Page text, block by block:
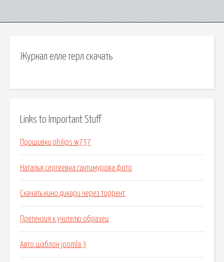
Журнал елле герл скачать
Links to Important Stuff
Прошивки philips w737
Наталья сергеевна гантимурова фото
Скачать кино дикари через торрент
Претензия к учителю образец
Авто шаблон joomla 3